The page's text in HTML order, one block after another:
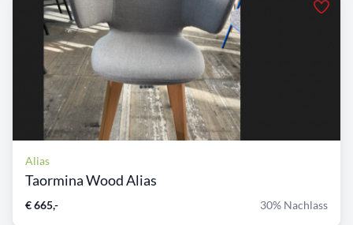
Alias
Taormina Wood Alias
€ 665,- 30% Nachlass